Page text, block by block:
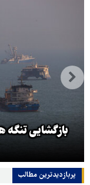
بازگشایی
پربازدیدترین‌ مطالب